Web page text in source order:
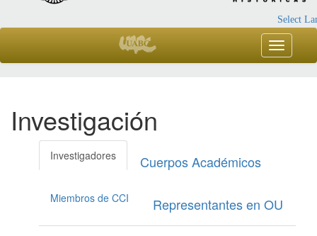
Select
Investigación
Investigadores Cuerpos Académicos
Miembros de CCI Representantes en OU